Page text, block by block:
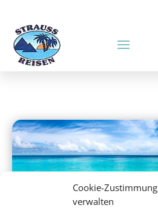
Cookie-Zustimmung
verwalten